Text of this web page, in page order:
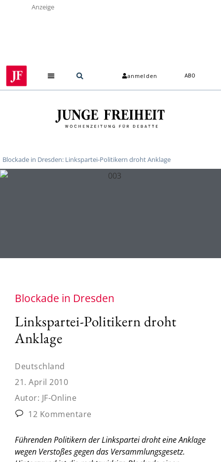
Anzeige
anmelden ABO
Blockade in Dresden: Linkspartei-Politikern droht Anklage
Blockade in Dresden
Linkspartei-Politikern droht
Anklage
Deutschland
21. April 2010
Autor: JF-Online
12 Kommentare
Führenden Politikern der Linkspartei droht eine Anklage
wegen Verstoßes gegen das Versammlungsgesetz.